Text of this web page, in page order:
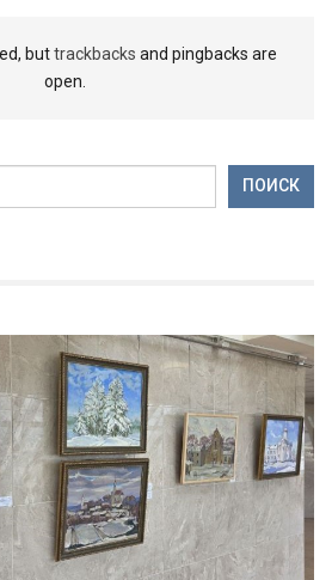
buttrackbacks and pingbacks are
open.
ПОИСК